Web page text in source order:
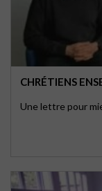
CHRÉTIENS
Une lettre pour